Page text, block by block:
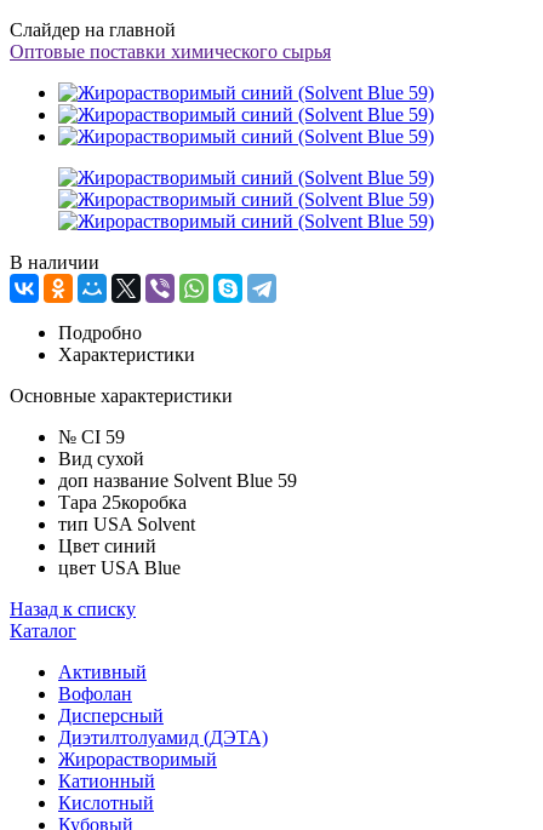
Слайдер на главной
Оптовые поставки химического сырья
В наличии
Подробно
Характеристики
Основные характеристики
№ CI 59
Вид сухой
доп название Solvent Blue 59
Тара 25коробка
тип USA Solvent
Цвет синий
цвет USA Blue
Назад к списку
Каталог
Активный
Вофолан
Дисперсный
Диэтилтолуамид (ДЭТА)
Жирорастворимый
Катионный
Кислотный
Кубовый